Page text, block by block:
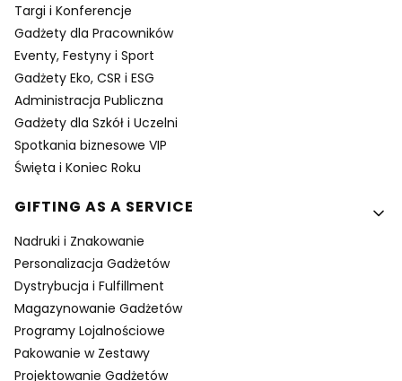
Targi i Konferencje
Gadżety dla Pracowników
Eventy, Festyny i Sport
Gadżety Eko, CSR i ESG
Administracja Publiczna
Gadżety dla Szkół i Uczelni
Spotkania biznesowe VIP
Święta i Koniec Roku
GIFTING AS A SERVICE
Nadruki i Znakowanie
Personalizacja Gadżetów
Dystrybucja i Fulfillment
Magazynowanie Gadżetów
Programy Lojalnościowe
Pakowanie w Zestawy
Projektowanie Gadżetów